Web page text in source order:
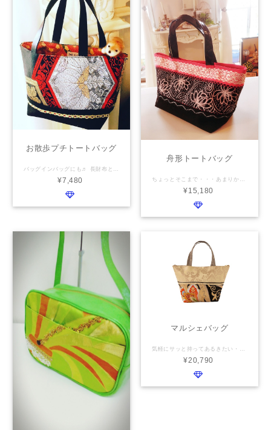
お散歩プチトートバッグ
バッグインバッグにも♬ 長財布とペットボトルが入る小さいサイズのトートです。 可愛い柄、派手な柄は好きだけど外に持つのはちょっと・・・なんて時にも重宝しそうですね♪ 仕様 横幅：19cm 高さ ：17cm マチ ：12cm 表地：お客様のお持ち込み 又は 弊社の在庫品 袴部分（底）は、帆布・デニムがお選び頂けます 裏地：お客様のお持ち込み 又は弊社在庫品／ポケット 1つ 持ち手 本革 畳のヘリ 共布 お選びいただけます。
¥7,480
舟形トートバッグ
¥15,180
マルシェバッグ
気軽にサッと持ってあるきたい・・・ 見た目以上に中は広々、軽量なのも魅力 ショッピングやランチ会など、プチおしゃれをしたい時に(*^_^*) 仕様 横幅 上41cm /下30cm 高さ 25cm マチ 11cm 表地：お客様のお持ち込みの着物・帯 ／ 袴部分（底）は帆布・デニムがお選び頂けます 裏地：お客様のお持ち込みの着物・帯 ／ ファスナーポケット1つ 仕切りポケット1つ 持ち手 本革／畳のへり／チェーン
¥20,790